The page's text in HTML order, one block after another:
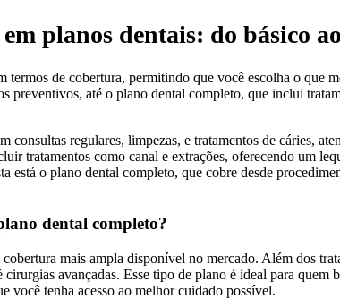
planos dentais: do básico
termos de cobertura, permitindo que você escolha o que
preventivos, até o plano dental completo, que inclui
consultas regulares, limpezas, e tratamentos de cáries,
tratamentos como canal e extrações, oferecendo um
está o plano dental completo, que cobre desde
dental completo?
mais ampla disponível no mercado. Além dos
avançadas. Esse tipo de plano é ideal para quem
você tenha acesso ao melhor cuidado possível.